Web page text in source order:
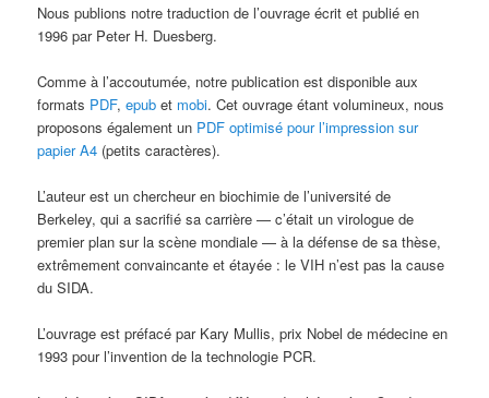
Nous publions notre traduction de l’ouvrage écrit et publié en
1996 par Peter H. Duesberg.
Comme à l’accoutumée, notre publication est disponible aux
formats PDF,epub et mobi. Cet ouvrage étant volumineux, nous
proposons également un PDF optimisé pour l’impression sur
papier A4 (petits caractères).
L’auteur est un chercheur en biochimie de l’université de
Berkeley, qui a sacrifié sa carrière — c’était un virologue de
premier plan sur la scène mondiale — à la défense de sa thèse,
extrêmement convaincante et étayée : le VIH n’est pas la cause
du SIDA.
L’ouvrage est préfacé par Kary Mullis, prix Nobel de médecine en
1993 pour l’invention de la technologie PCR.